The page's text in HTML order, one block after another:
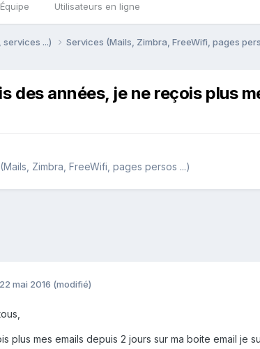
Équipe Utilisateurs en ligne
services ...) Services (Mails, Zimbra, FreeWifi, pages
des années, je ne reçois plus
Zimbra, FreeWifi, pages persos ...)
mai 2016 (modifié)
plus mes emails depuis 2 jours sur ma boite email je